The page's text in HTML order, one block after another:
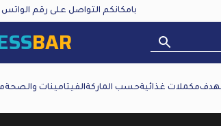
بامكانكم التواصل على رقم
BAR
مكملات غذائيةحسب الماركةالفيتامينات والصحة